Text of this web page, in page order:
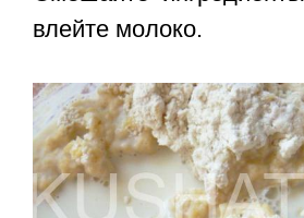
влейте молоко.